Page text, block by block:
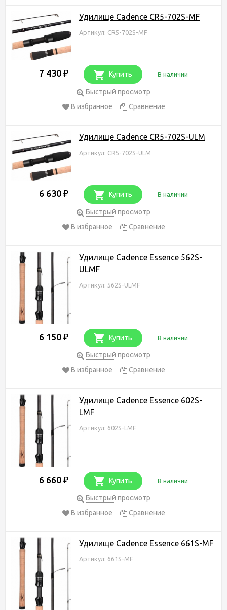
Удилище Cadence CR5-702S-MF
Артикул: CR5-702S-MF
7 430 ₽ Купить В наличии
Быстрый просмотр
В избранное
Сравнение
Удилище Cadence CR5-702S-ULM
Артикул: CR5-702S-ULM
6 630 ₽ Купить В наличии
Быстрый просмотр
В избранное
Сравнение
Удилище Cadence Essence 562S-
ULMF
Артикул: 562S-ULMF
6 150 ₽ Купить В наличии
Быстрый просмотр
В избранное
Сравнение
Удилище Cadence Essence 602S-
LMF
Артикул: 602S-LMF
6 660 ₽ Купить В наличии
Быстрый просмотр
В избранное
Сравнение
Удилище Cadence Essence 661S-MF
Артикул: 661S-MF